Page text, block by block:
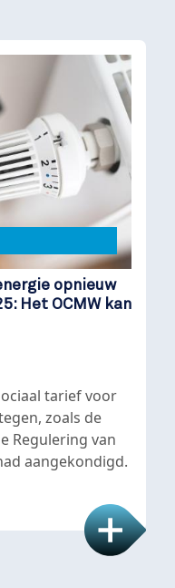
opnieuw
Het OCMW kan
tarief voor
zoals de
Regulering van
aangekondigd.